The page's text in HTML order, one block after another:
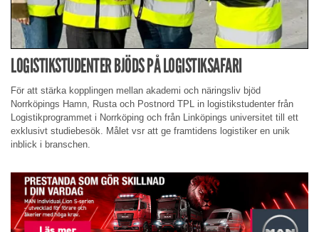
LOGISTIKSTUDENTER BJÖDS PÅ LOGISTIKSAFARI
För att stärka kopplingen mellan akademi och näringsliv bjöd
Norrköpings Hamn, Rusta och Postnord TPL in logistikstudenter från
Logistikprogrammet i Norrköping och från Linköpings universitet till ett
exklusivt studiebesök. Målet vsr att ge framtidens logistiker en unik
inblick i branschen.